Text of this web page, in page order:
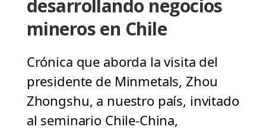
desarrollando negocios
mineros en Chile
Crónica que aborda la visita del
presidente de Minmetals, Zhou
Zhongshu, a nuestro país, invitado
al seminario Chile-China,